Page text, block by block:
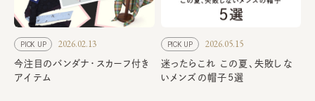
PICK UP 2026.02.13
今注目のバンダナ・スカーフ付き
アイテム
PICK UP 2026.05.15
迷ったらこれ この夏、失敗しな
いメンズの帽子5選